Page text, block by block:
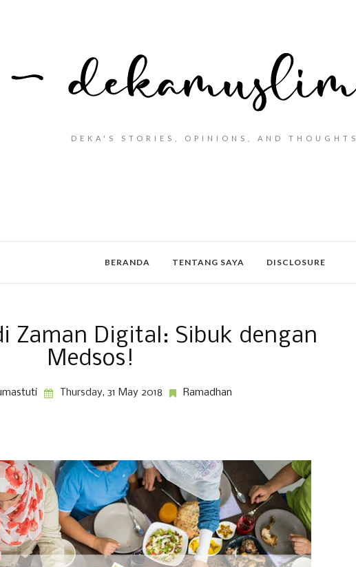
DEKA'S STORIES, OPINIONS, AND THOUGHTS
BERANDA TENTANG SAYA DISCLOSURE
Zaman Digital: Sibuk dengan
Medsos!
Thursday, 31 May 2018 Ramadhan